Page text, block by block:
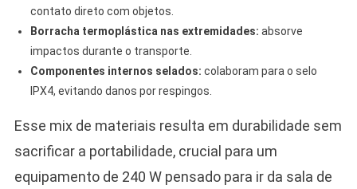
contato direto com objetos.
Borracha termoplástica nas extremidades: absorve
impactos durante o transporte.
Componentes internos selados: colaboram para o selo
IPX4, evitando danos por respingos.
Esse mix de materiais resulta em durabilidade sem
sacrificar a portabilidade, crucial para um
equipamento de 240 W pensado para ir da sala de